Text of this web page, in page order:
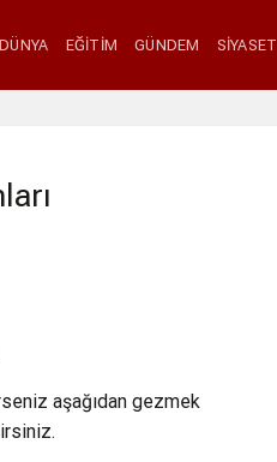
DÜNYA EĞITIM GÜNDEM SIYASET
aşağıdan gezmek